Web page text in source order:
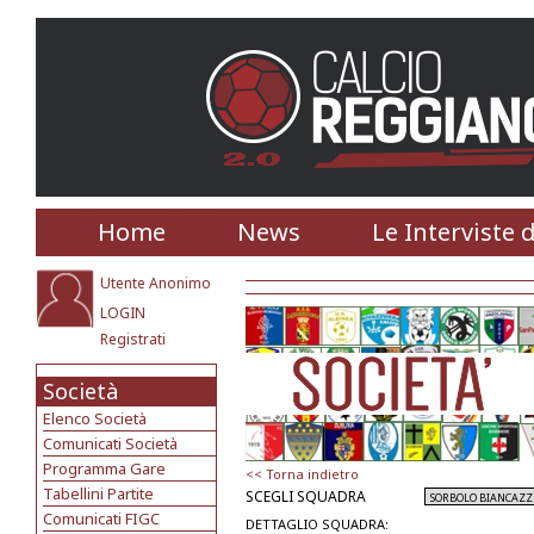
Home News Le Interviste
Utente Anonimo
LOGIN
Registrati
Società
Elenco Società
Comunicati Società
Programma Gare
Tabellini Partite
Comunicati FIGC
<< Torna indietro
SCEGLI SQUADRA
DETTAGLIO SQUADRA: